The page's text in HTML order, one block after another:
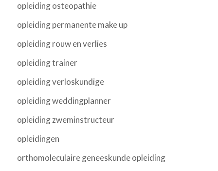
opleiding osteopathie
opleiding permanente make up
opleiding rouw en verlies
opleiding trainer
opleiding verloskundige
opleiding weddingplanner
opleiding zweminstructeur
opleidingen
orthomoleculaire geneeskunde opleiding